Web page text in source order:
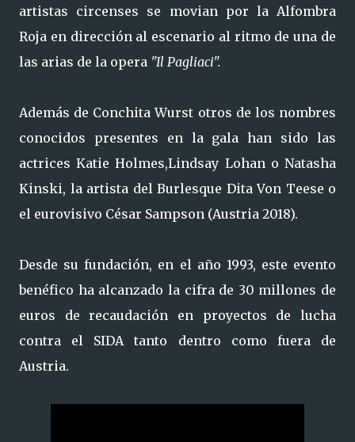
artistas circenses se movian por la Alfombra
Roja en dirección al escenario al ritmo de una de
las arias de la opera "Il Pagliaci".
Además de Conchita Wurst otros de los nombres
conocidos presentes en la gala han sido las
actrices Katie Holmes,Lindsay Lohan o Natasha
Kinski, la artista del Burlesque Dita Von Teese o
el eurovisivo César Sampson (Austria 2018).
Desde su fundación, en el año 1993, este evento
benéfico ha alcanzado la cifra de 30 millones de
euros de recaudación en proyectos de lucha
contra el SIDA tanto dentro como fuera de
Austria.